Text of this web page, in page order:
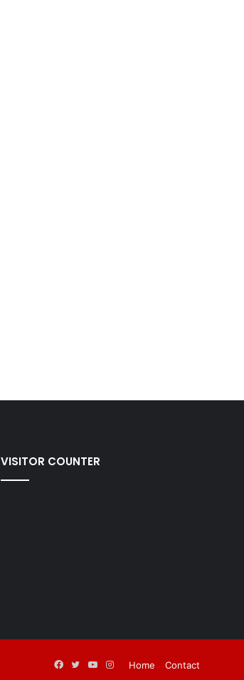
VISITOR COUNTER
Home Contact
Facebook
TwitterYouTube
Instagram